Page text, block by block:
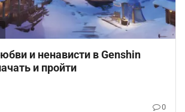
и ненависти в Genshin
и пройти
0